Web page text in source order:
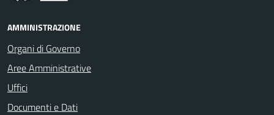
AMMINISTRAZIONE
Organi di Governo
Aree Amministrative
Uffici
Documenti e Dati